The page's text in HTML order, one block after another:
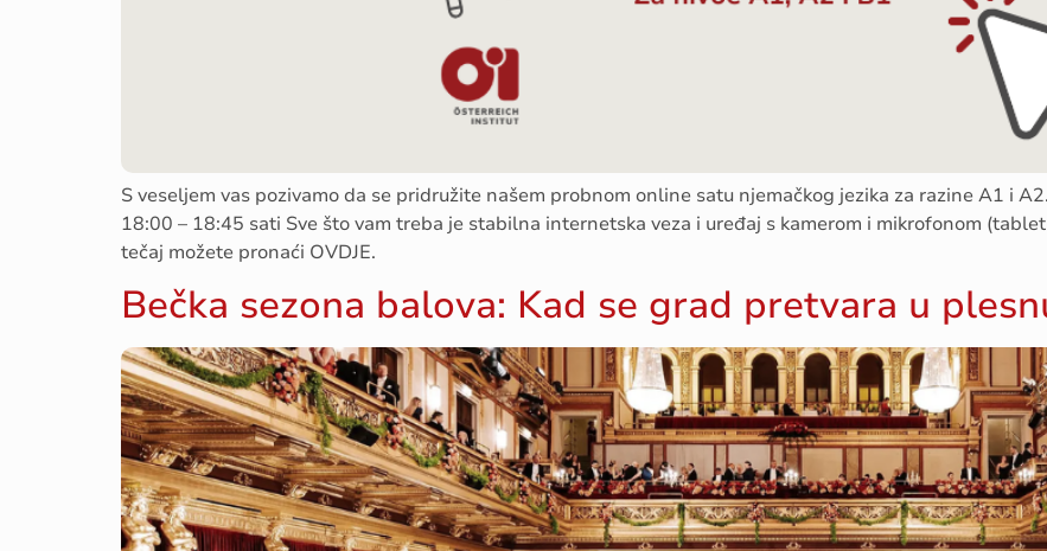
S veseljem vas pozivamo da se pridružite našem probnom online satu njemačkog jezika za razine A1 i
18:00 – 18:45 sati Sve što vam treba je stabilna internetska veza i uređaj s kamerom i mikrofonom
tečaj možete pronaći OVDJE.
Bečka sezona balova: Kad se grad pretvara u